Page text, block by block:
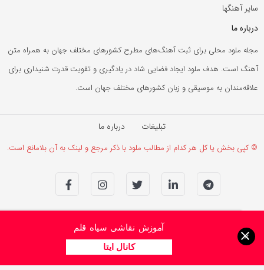
سایر آهنگها
درباره ما
مجله ملود محلی برای ثبت آهنگ‌های مطرح کشورهای مختلف جهان به همراه متن
آهنگ است. هدف ملود ایجاد فضایی شاد در یادگیری و تقویت قدرت شنیداری برای
علاقه‌مندان به موسیقی و زبان کشورهای مختلف جهان است.
تبلیغات درباره ما
© کپی بخش یا کل هر کدام از مطالب ملود با ذکر مرجع و لینک به آن بلامانع است.
آموزش نقاشی سیاه قلم
کانال ایتا
×